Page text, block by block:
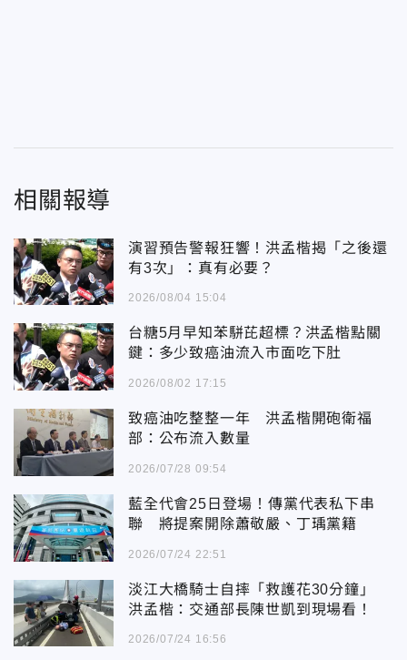
相關報導
演習預告警報狂響！洪孟楷揭「之後還
有3次」：真有必要？
2026/08/04 15:04
台糖5月早知苯駢芘超標？洪孟楷點關
鍵：多少致癌油流入市面吃下肚
2026/08/02 17:15
致癌油吃整整一年 洪孟楷開砲衛福
部：公布流入數量
2026/07/28 09:54
藍全代會25日登場！傳黨代表私下串
聯 將提案開除蕭敬嚴、丁瑀黨籍
2026/07/24 22:51
淡江大橋騎士自摔「救護花30分鐘」
洪孟楷：交通部長陳世凱到現場看！
2026/07/24 16:56